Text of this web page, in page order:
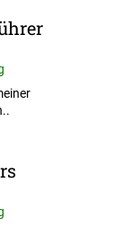
5 von 5 Sternen.
5 von 5 Sternen.